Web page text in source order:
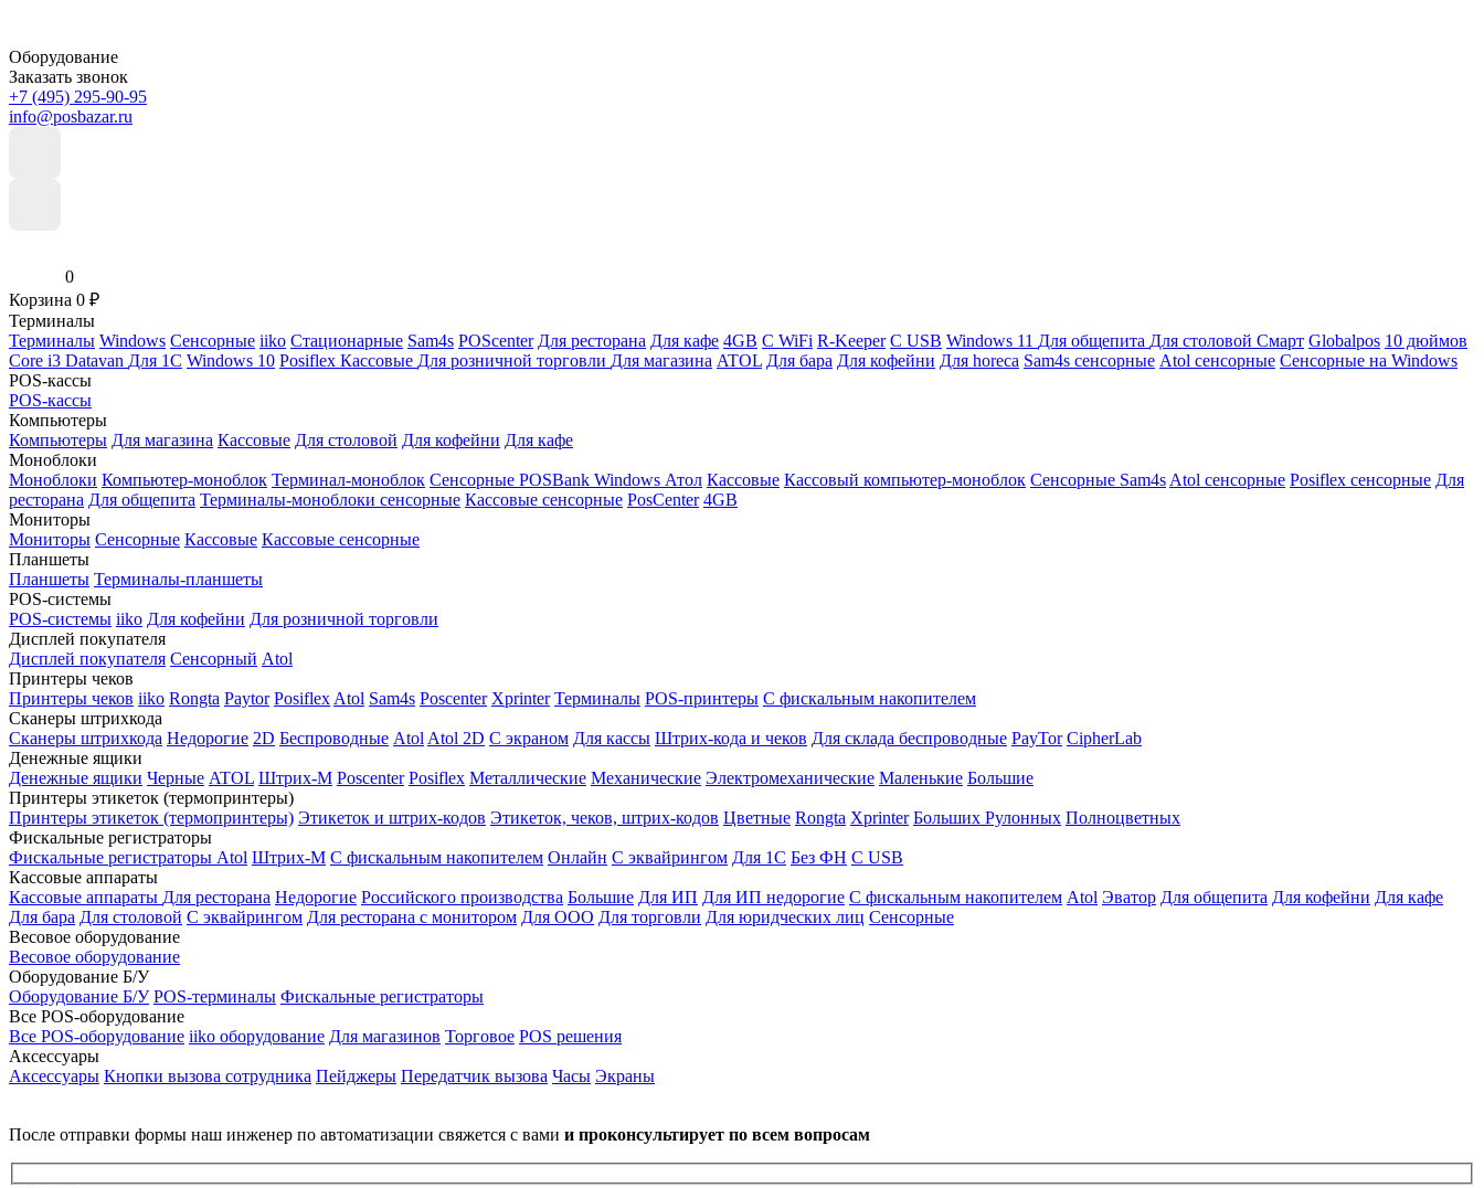
Оборудование
Заказать звонок
+7 (495) 295-90-95
info@posbazar.ru
0
Корзина 0 ₽
Терминалы
Терминалы Windows Сенсорные iiko Стационарные Sam4s POScenter Для ресторана Для кафе 4GB С WiFi R-Keeper С USB Windows 11 Для общепита Для столовой Смарт Globalpos 10 дюймов
Core i3 Datavan Для 1С Windows 10 Posiflex Кассовые Для розничной торговли Для магазина ATOL Для бара Для кофейни Для horeca Sam4s сенсорные Atol сенсорные Сенсорные на Windows
POS-кассы
POS-кассы
Компьютеры
Компьютеры Для магазина Кассовые Для столовой Для кофейни Для кафе
Моноблоки
Моноблоки Компьютер-моноблок Терминал-моноблок Сенсорные POSBank Windows Атол Кассовые Кассовый компьютер-моноблок Сенсорные Sam4s Atol сенсорные Posiflex сенсорные Для
ресторана Для общепита Терминалы-моноблоки сенсорные Кассовые сенсорные PosCenter 4GB
Мониторы
Мониторы Сенсорные Кассовые Кассовые сенсорные
Планшеты
Планшеты Терминалы-планшеты
POS-системы
POS-системы iiko Для кофейни Для розничной торговли
Дисплей покупателя
Дисплей покупателя Сенсорный Atol
Принтеры чеков
Принтеры чеков iiko Rongta Paytor Posiflex Atol Sam4s Poscenter Xprinter Терминалы POS-принтеры С фискальным накопителем
Сканеры штрихкода
Сканеры штрихкода Недорогие 2D Беспроводные Atol Atol 2D С экраном Для кассы Штрих-кода и чеков Для склада беспроводные PayTor CipherLab
Денежные ящики
Денежные ящики Черные ATOL Штрих-М Poscenter Posiflex Металлические Механические Электромеханические Маленькие Большие
Принтеры этикеток (термопринтеры)
Принтеры этикеток (термопринтеры) Этикеток и штрих-кодов Этикеток, чеков, штрих-кодов Цветные Rongta Xprinter Больших Рулонных Полноцветных
Фискальные регистраторы
Фискальные регистраторы Atol Штрих-М С фискальным накопителем Онлайн С эквайрингом Для 1С Без ФН С USB
Кассовые аппараты
Кассовые аппараты Для ресторана Недорогие Российского производства Большие Для ИП Для ИП недорогие С фискальным накопителем Atol Эватор Для общепита Для кофейни Для кафе
Для бара Для столовой С эквайрингом Для ресторана с монитором Для ООО Для торговли Для юридческих лиц Сенсорные
Весовое оборудование
Весовое оборудование
Оборудование Б/У
Оборудование Б/У POS-терминалы Фискальные регистраторы
Все POS-оборудование
Все POS-оборудование iiko оборудование Для магазинов Торговое POS решения
Аксессуары
Аксессуары Кнопки вызова сотрудника Пейджеры Передатчик вызова Часы Экраны
После отправки формы наш инженер по автоматизации свяжется с вами и проконсультирует по всем вопросам